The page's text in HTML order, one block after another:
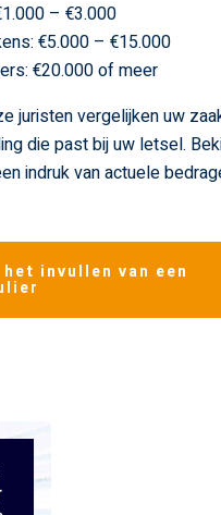
– €3.000
€5.000 – €15.000
€20.000 of meer
juristen vergelijken uw
die past bij uw letsel.
indruk van actuele
invullen van een